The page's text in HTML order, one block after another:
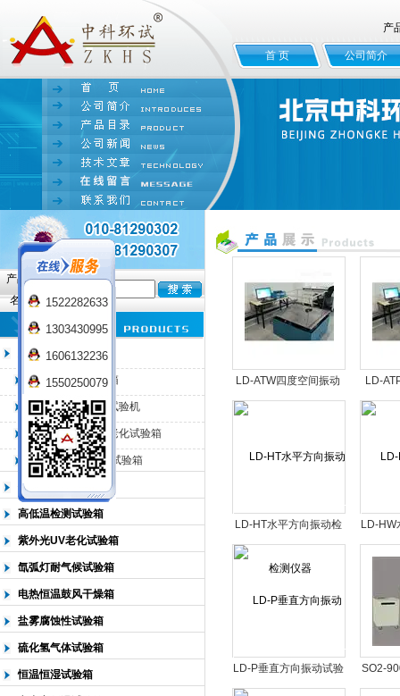
北京中科环试仪器有限公司
产
首 页 公司简介
产品
名:
臭氧老化试验箱
QL-100臭氧老化箱
QL-225臭氧老化试验机
QL-500动态臭氧老化试验箱
QL-0*型臭氧老化试验箱
低温恒温试验箱
高低温检测试验箱
紫外光UV老化试验箱
氙弧灯耐气候试验箱
电热恒温鼓风干燥箱
盐雾腐蚀性试验箱
硫化氢气体试验箱
恒温恒湿试验箱
LD-ATW四度空间振动
一体测试台
LD-
LD-HT水平方向振动检
测仪器
LD-HW
LD-P垂直方向振动试验
台
SO2-
1522282633
1303430995
1606132236
1550250079